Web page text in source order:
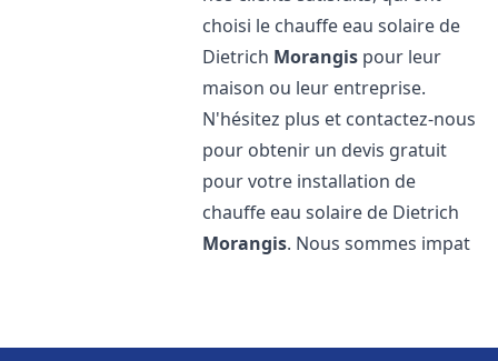
choisi le chauffe eau solaire de
Dietrich Morangis pour leur
maison ou leur entreprise.
N'hésitez plus et contactez-nous
pour obtenir un devis gratuit
pour votre installation de
chauffe eau solaire de Dietrich
Morangis. Nous sommes impat